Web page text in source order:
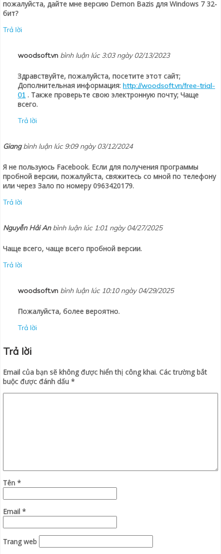
пожалуйста, дайте мне версию Demon Bazis для Windows 7 32-
бит?
Trả lời
woodsoft.vn bình luận lúc 3:03 ngày 02/13/2023
Здравствуйте, пожалуйста, посетите этот сайт;
Дополнительная информация: http://woodsoft.vn/free-trial-
01 . Также проверьте свою электронную почту; Чаще
всего.
Trả lời
Giang bình luận lúc 9:09 ngày 03/12/2024
Я не пользуюсь Facebook. Если для получения программы
пробной версии, пожалуйста, свяжитесь со мной по телефону
или через Зало по номеру 0963420179.
Trả lời
Nguyễn Hải An bình luận lúc 1:01 ngày 04/27/2025
Чаще всего, чаще всего пробной версии.
Trả lời
woodsoft.vn bình luận lúc 10:10 ngày 04/29/2025
Пожалуйста, более вероятно.
Trả lời
Trả lời
Email của bạn sẽ không được hiển thị công khai. Các trường bắt
buộc được đánh dấu *
Tên *
Email *
Trang web